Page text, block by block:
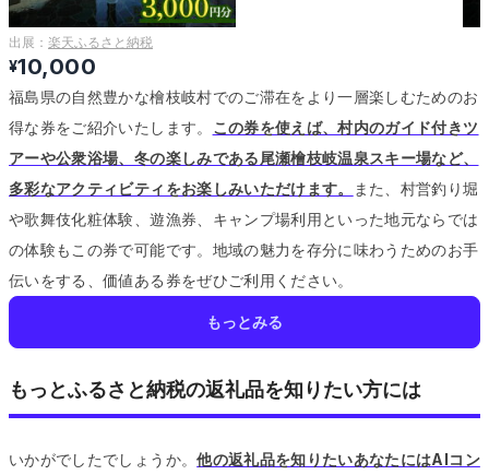
出展： 楽天ふるさと納税
¥10,000
福島県の自然豊かな檜枝岐村でのご滞在をより一層楽しむためのお
得な券をご紹介いたします。 この券を使えば、村内のガイド付きツ
アーや公衆浴場、冬の楽しみである尾瀬檜枝岐温泉スキー場など、
多彩なアクティビティをお楽しみいただけます。
また、村営釣り堀
や歌舞伎化粧体験、遊漁券、キャンプ場利用といった地元ならでは
の体験もこの券で可能です。 地域の魅力を存分に味わうためのお手
伝いをする、価値ある券をぜひご利用ください。
もっとみる
もっとふるさと納税の返礼品を知りたい方には
いかがでしたでしょうか。他の返礼品を知りたいあなたにはAIコン